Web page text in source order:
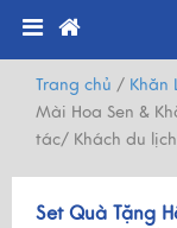
Trang chủ / Khăn
Mài Hoa Sen &
tác/ Khách du
Set Quà Tặng